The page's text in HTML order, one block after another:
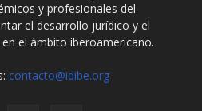
y profesionales del
el desarrollo jurídico y el
el ámbito iberoamericano.
contacto@idibe.org